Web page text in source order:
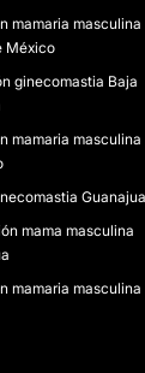
mamaria masculina
México
ginecomastia Baja
mamaria masculina
mama masculina
mamaria masculina